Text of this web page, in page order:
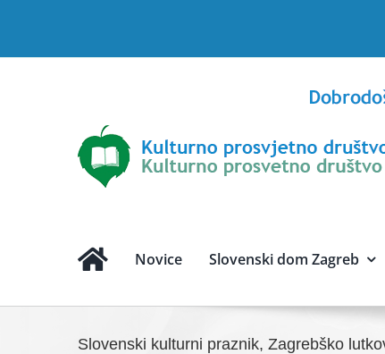
Novice Slovenski dom Zagreb
Slovenski kulturni praznik, Zagrebško